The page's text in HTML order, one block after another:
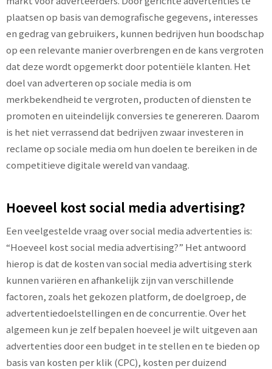
plaatsen op basis van demografische gegevens, interesses
en gedrag van gebruikers, kunnen bedrijven hun boodschap
op een relevante manier overbrengen en de kans vergroten
dat deze wordt opgemerkt door potentiële klanten. Het
doel van adverteren op sociale media is om
merkbekendheid te vergroten, producten of diensten te
promoten en uiteindelijk conversies te genereren. Daarom
is het niet verrassend dat bedrijven zwaar investeren in
reclame op sociale media om hun doelen te bereiken in de
competitieve digitale wereld van vandaag.
Hoeveel kost social media advertising?
Een veelgestelde vraag over social media advertenties is:
“Hoeveel kost social media advertising?” Het antwoord
hierop is dat de kosten van social media advertising sterk
kunnen variëren en afhankelijk zijn van verschillende
factoren, zoals het gekozen platform, de doelgroep, de
advertentiedoelstellingen en de concurrentie. Over het
algemeen kun je zelf bepalen hoeveel je wilt uitgeven aan
advertenties door een budget in te stellen en te bieden op
basis van kosten per klik (CPC), kosten per duizend